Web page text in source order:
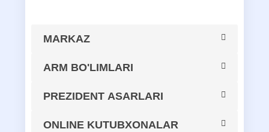
MARKAZ
ARM BO'LIMLARI
tizimlashtirish bo‘limi
PREZIDENT ASARLARI
ONLINE KUTUBXONALAR